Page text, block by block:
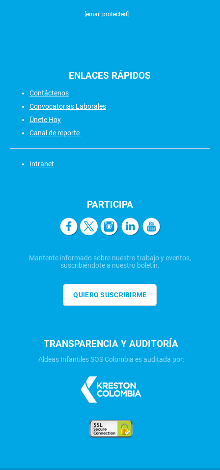
[email protected]
ENLACES RÁPIDOS
Contáctenos
Convocatorias Laborales
Únete Hoy
Canal de reporte
Intranet
PARTICIPA
Mantente informado sobre nuestro trabajo y eventos,
suscribiéndote a nuestro boletín.
QUIERO SUSCRIBIRME
TRANSPARENCIA Y AUDITORÍA
Aldeas Infantiles SOS Colombia es auditada por: